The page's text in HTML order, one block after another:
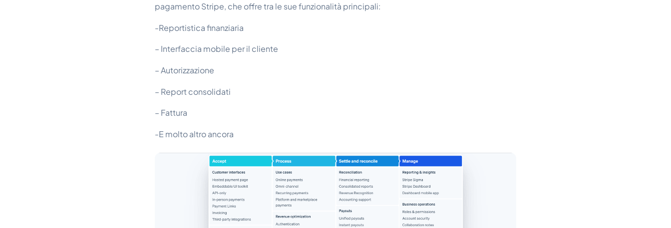
pagamento Stripe, che offre tra le sue funzionalità principali:
-Reportistica finanziaria
– Interfaccia mobile per il cliente
– Autorizzazione
– Report consolidati
– Fattura
-E molto altro ancora